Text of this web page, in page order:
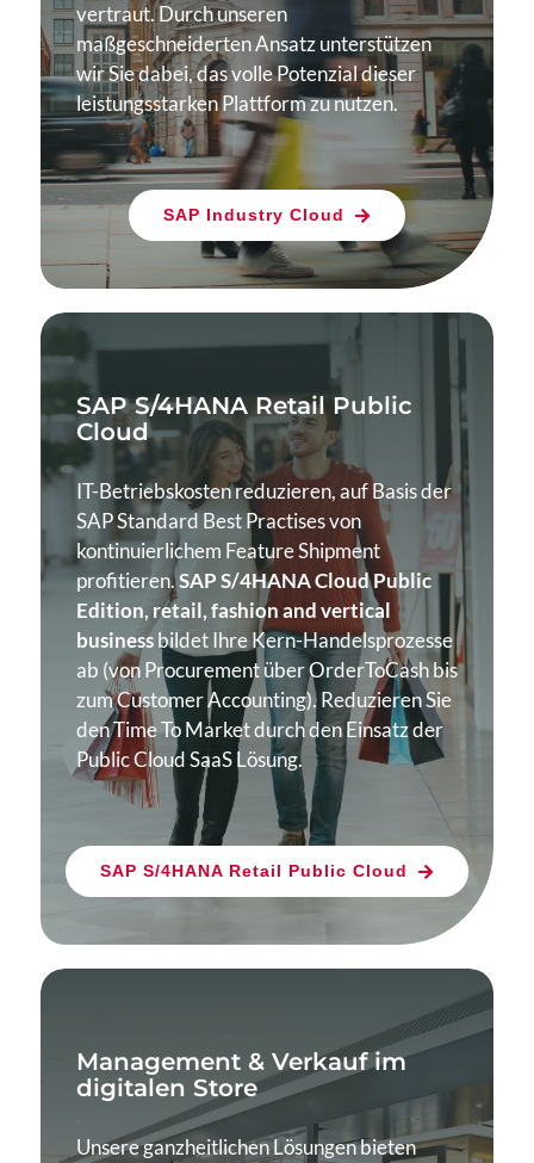
vertraut. Durch unseren
maßgeschneiderten Ansatz unterstützen
wir Sie dabei, das volle Potenzial dieser
leistungsstarken Plattform zu nutzen.
SAP Industry Cloud
SAP S/4HANA Retail Public
Cloud
IT-Betriebskosten reduzieren, auf Basis der
SAP Standard Best Practises von
kontinuierlichem Feature Shipment
profitieren.SAP S/4HANA Cloud Public
Edition, retail, fashion and vertical
businessbildet Ihre Kern-Handelsprozesse
ab (von Procurement über OrderToCash bis
zum Customer Accounting). Reduzieren Sie
den Time To Market durch den Einsatz der
Public Cloud SaaS Lösung.
SAP S/4HANA Retail Public Cloud
Management & Verkauf im
digitalen Store
Unsere ganzheitlichen Lösungen bieten